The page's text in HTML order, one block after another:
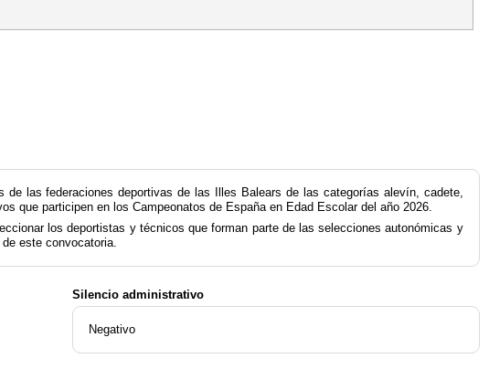
las federaciones deportivas de las Illes Balears de las categorías alevín, cadete,
que participen en los Campeonatos de España en Edad Escolar del año 2026.
los deportistas y técnicos que forman parte de las selecciones autonómicas y
este convocatoria.
Silencio administrativo
Negativo